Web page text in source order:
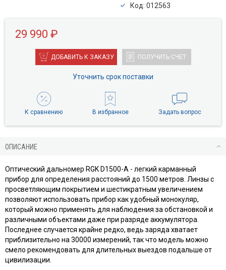
Код: 012563
29 990 ₽
ДОБАВИТЬ К ЗАКАЗУ ПОЛУЧИТЬ СЧЕТ
Уточнить срок поставки
К сравнению В избранное Задать вопрос
ОПИСАНИЕ
Оптический дальномер RGK D1500-A - легкий карманный
прибор для определения расстояний до 1500 метров. Линзы с
просветляющим покрытием и шестикратным увеличением
позволяют использовать прибор как удобный монокуляр,
который можно применять для наблюдения за обстановкой и
различными объектами даже при разряде аккумулятора.
Последнее случается крайне редко, ведь заряда хватает
приблизительно на 30000 измерений, так что модель можно
смело рекомендовать для длительных выездов подальше от
цивилизации.